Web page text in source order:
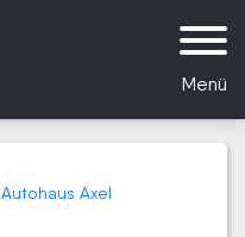
Menü
Autohaus Axel